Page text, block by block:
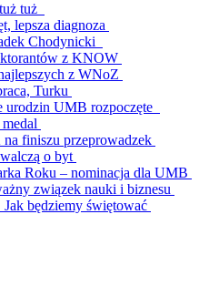
tuż
lepsza diagnoza
Chodynicki
z KNOW
z WNoZ
Turku
urodzin UMB rozpoczęte
finiszu przeprowadzek
o byt
Roku – nominacja dla UMB
związek nauki i biznesu
będziemy świętować